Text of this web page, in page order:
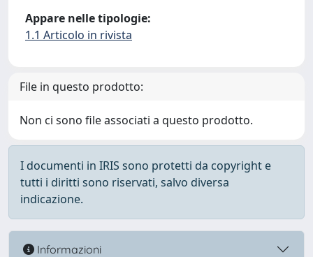
Appare nelle tipologie:
1.1 Articolo in rivista
File in questo prodotto:
Non ci sono file associati a questo prodotto.
I documenti in IRIS sono protetti da copyright e
tutti i diritti sono riservati, salvo diversa
indicazione.
Informazioni